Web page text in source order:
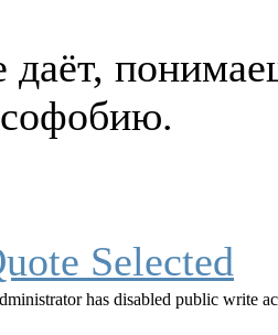
даёт,
has disabled public write